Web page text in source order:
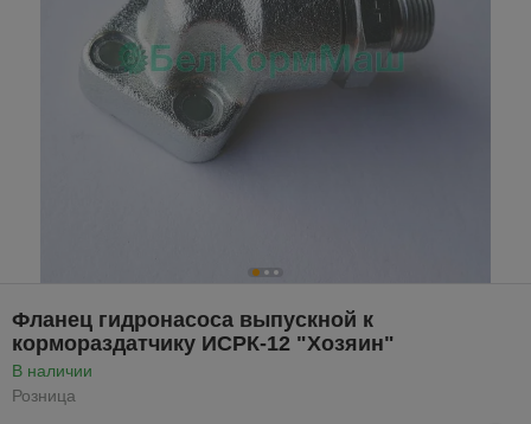
Фланец гидронасоса выпускной к
кормораздатчику ИСРК-12 "Хозяин"
В наличии
Розница